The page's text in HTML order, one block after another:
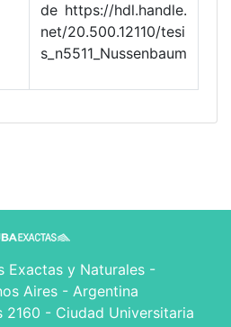
de https://hdl.handle.
net/20.500.12110/tesi
s_n5511_Nussenbaum
Exactas y Naturales -
Aires - Argentina
2160 - Ciudad Universitaria